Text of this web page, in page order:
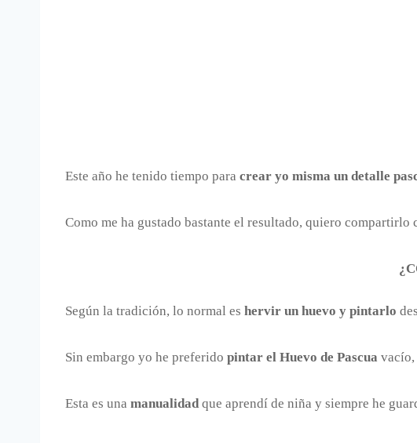
Este año he tenido tiempo para crear yo misma un detalle
Como me ha gustado bastante el resultado, quiero compartirlo
Según la tradición, lo normal es hervir un huevo y pintarlo
Sin embargo yo he preferido pintar el Huevo de Pascua vacío,
Esta es una manualidadque aprendí de niña y siempre he